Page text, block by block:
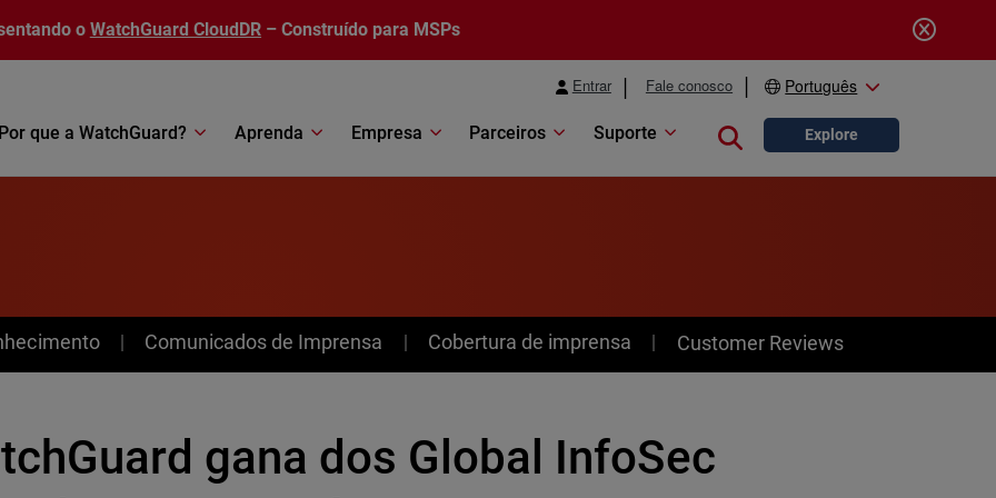
o WatchGuard CloudDR – Construído para MSPs
Entrar Fale conosco Português
Por que a WatchGuard? Aprenda Empresa Parceiros Suporte Close search
Explore
Comunicados de Imprensa Cobertura de imprensa Customer Reviews
gana dos Global InfoSec